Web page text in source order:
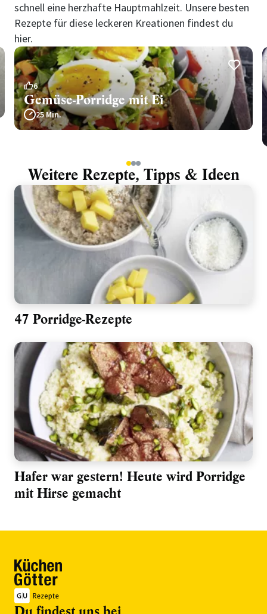
schnell eine herzhafte Hauptmahlzeit. Unsere besten
Rezepte für diese leckeren Kreationen findest du
hier.
6
Gemüse-Porridge mit Ei
25 Min.
123
Weitere Rezepte, Tipps & Ideen
47 Porridge-Rezepte
Hafer war gestern! Heute wird Porridge
mit Hirse gemacht